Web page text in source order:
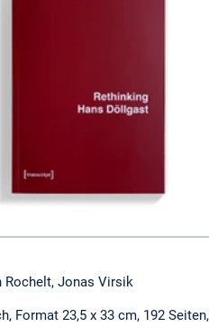
Rochelt, Jonas Virsik
Format 23,5 x 33 cm, 192